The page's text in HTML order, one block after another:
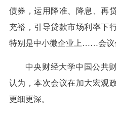
债券，运用降准、降息、再
充裕，引导贷款市场利率下
特别是中小微企业上……会议
中央财经大学中国公共
认为，本次会议在加大宏观
更细更深。